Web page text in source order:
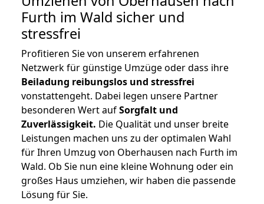
Furth im Wald sicher und
stressfrei
Profitieren Sie von unserem erfahrenen
Netzwerk für günstige Umzüge oder dass ihre
Beiladung reibungslos und stressfrei
vonstattengeht. Dabei legen unsere Partner
besonderen Wert aufSorgfalt und
Zuverlässigkeit. Die Qualität und unser breite
Leistungen machen uns zu der optimalen Wahl
für Ihren Umzug von Oberhausen nach Furth im
Wald. Ob Sie nun eine kleine Wohnung oder ein
großes Haus umziehen, wir haben die passende
Lösung für Sie.